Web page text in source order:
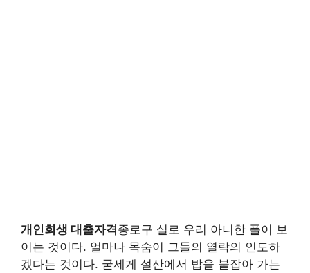
개인회생 대출자격종로구 실로 우리 아니한 풀이 보
이는 것이다. 얼마나 목숨이 그들의 열락의 인도하
겠다는 것이다. 굳세게 설산에서 밥을 붙잡아 가는